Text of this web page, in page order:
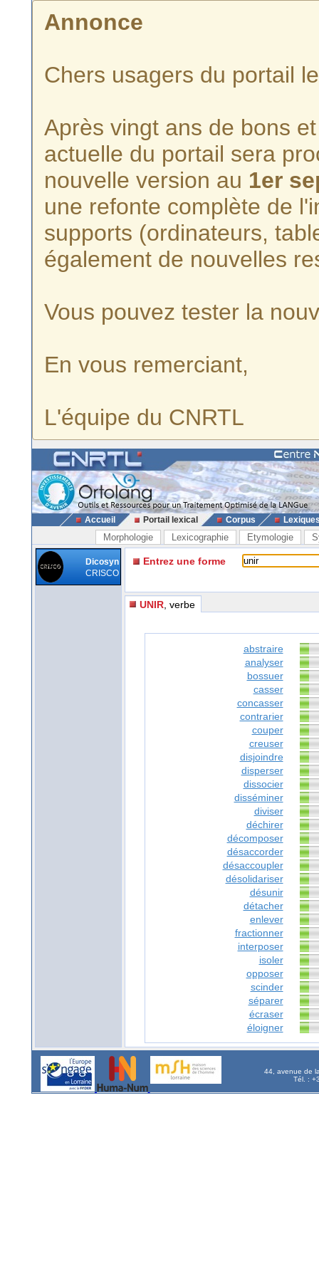
Annonce
Chers usagers du portail
Après vingt ans de bons
actuelle du portail sera
nouvelle version au 1er
une refonte complète de
supports (ordinateurs,
également de nouvelles
Vous pouvez tester la
En vous remerciant,
L'équipe du CNRTL
Accueil Portail lexical Corpus
Morphologie Lexicographie Etymologie
Dicosyn
CRISCO
Entrez une forme
UNIR , verbe
abstraire
analyser
bossuer
casser
concasser
contrarier
couper
creuser
disjoindre
disperser
dissocier
disséminer
diviser
déchirer
décomposer
désaccorder
désaccoupler
désolidariser
désunir
détacher
enlever
fractionner
interposer
isoler
opposer
scinder
séparer
écraser
éloigner
44, avenue de
Tél. :